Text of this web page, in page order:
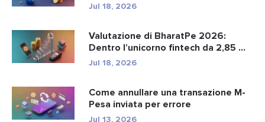
Jul 18, 2026
Valutazione di BharatPe 2026:
Dentro l’unicorno fintech da 2,85 ...
Jul 18, 2026
Come annullare una transazione M-
Pesa inviata per errore
Jul 13, 2026